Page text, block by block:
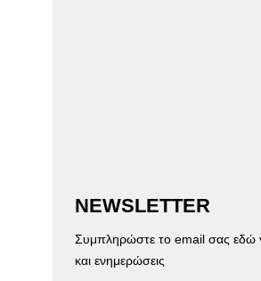
NEWSLETTER
Συμπληρώστε το email σας εδώ
και ενημερώσεις